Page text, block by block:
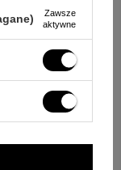
prześlij nam
się odpowiedzieć tak
zgodnie z
jej postanowienia.
Zawsze
aktywne